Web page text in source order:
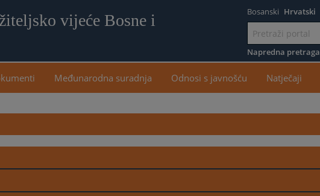
vijeće Bosne i
na
sadržaj
Bosanski Hrvatski
Napredna pretraga
Međunarodna suradnja Odnosi s javnošću Natječaji